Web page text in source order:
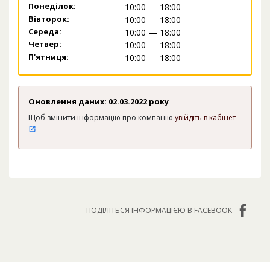
Понеділок: 10:00 — 18:00
Вівторок: 10:00 — 18:00
Середа: 10:00 — 18:00
Четвер: 10:00 — 18:00
П'ятниця: 10:00 — 18:00
Оновлення даних: 02.03.2022 року
Щоб змінити інформацію про компанію увійдіть в кабінет
ПОДІЛІТЬСЯ ІНФОРМАЦІЄЮ В FACEBOOK